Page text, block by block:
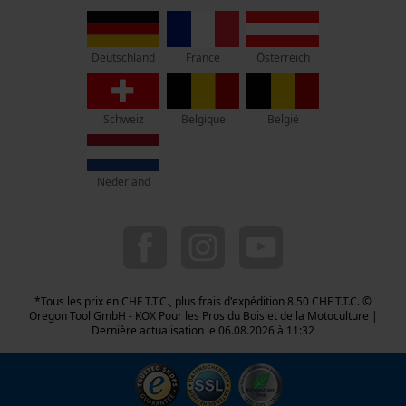
Lise-Meitner-Str. 4
70736 Fellbach
Pas de magasin !
Adresse de retour:
Beim Erlenwäldchen 14/2
71522 Backnang
Service clients :
Deutschland France Österreich
Schweiz Belgique België
Nederland
*Tous les prix en CHF T.T.C., plus frais d'expédition 8.50 CHF T.T.C. ©
Oregon Tool GmbH - KOX Pour les Pros du Bois et de la Motoculture |
Dernière actualisation le 06.08.2026 à 11:32